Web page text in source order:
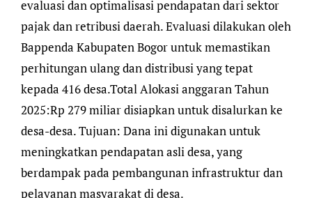
evaluasi dan optimalisasi pendapatan dari sektor
pajak dan retribusi daerah. Evaluasi dilakukan oleh
Bappenda Kabupaten Bogor untuk memastikan
perhitungan ulang dan distribusi yang tepat
kepada 416 desa.Total Alokasi anggaran Tahun
2025:Rp 279 miliar disiapkan untuk disalurkan ke
desa-desa. Tujuan: Dana ini digunakan untuk
meningkatkan pendapatan asli desa, yang
berdampak pada pembangunan infrastruktur dan
pelayanan masyarakat di desa.